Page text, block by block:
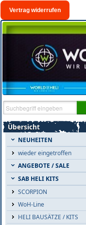
Vertrag widerrufen
Übersicht
NEUHEITEN
wieder eingetroffen
ANGEBOTE / SALE
SAB HELI KITS
SCORPION
WoH-Line
HELI BAUSÄTZE / KITS